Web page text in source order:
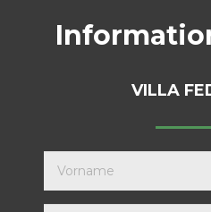
VILLA